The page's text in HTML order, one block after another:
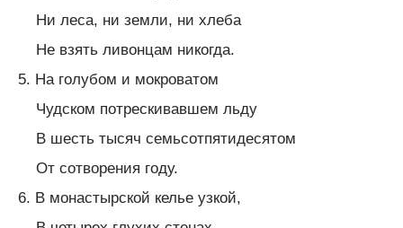
Ни леса, ни земли, ни хлеба
Не взять ливонцам никогда.
5. На голубом и мокроватом
Чудском потрескивавшем льду
В шесть тысяч семьсотпятидесятом
От сотворения году.
6. В монастырской келье узкой,